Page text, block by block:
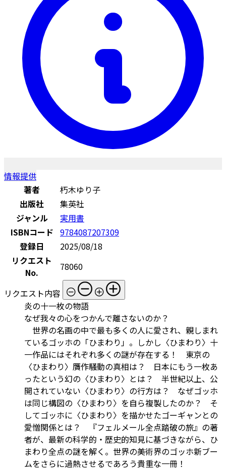
情報提供
著者
朽木ゆり子
出版社
集英社
ジャンル
実用書
ISBNコード 9784087207309
登録日
2025/08/18
リクエスト
No.
78060
リクエスト内容
炎の十一枚の物語
なぜ我々の心をつかんで離さないのか？
世界の名画の中で最も多くの人に愛され、親しまれ
ているゴッホの「ひまわり」。しかし〈ひまわり〉十
一作品にはそれぞれ多くの謎が存在する！ 東京の
〈ひまわり〉贋作騒動の真相は？ 日本にもう一枚あ
ったという幻の〈ひまわり〉とは？ 半世紀以上、公
開されていない〈ひまわり〉の行方は？ なぜゴッホ
は同じ構図の〈ひまわり〉を自ら複製したのか？ そ
してゴッホに〈ひまわり〉を描かせたゴーギャンとの
愛憎関係とは？ 『フェルメール全点踏破の旅』の著
者が、最新の科学的・歴史的知見に基づきながら、ひ
まわり全点の謎を解く。世界の美術界のゴッホ新ブー
ムをさらに過熱させるであろう貴重な一冊！